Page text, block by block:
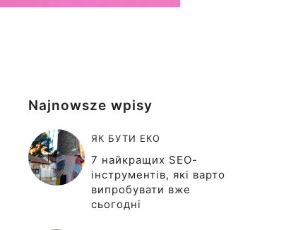
Najnowsze wpisy
ЯК БУТИ ЕКО
7 найкращих SEO-
інструментів, які варто
випробувати вже
сьогодні